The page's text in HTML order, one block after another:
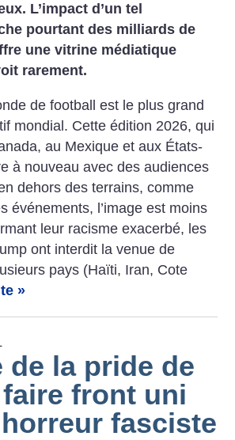
L’impact d’un tel
pourtant des milliards de
une vitrine médiatique
rarement.
de football est le plus grand
mondial. Cette édition 2026, qui
au Mexique et aux États-
à nouveau avec des audiences
dehors des terrains, comme
événements, l’image est moins
leur racisme exacerbé, les
ont interdit la venue de
pays (Haïti, Iran, Cote
»
de la pride de
front uni
fasciste